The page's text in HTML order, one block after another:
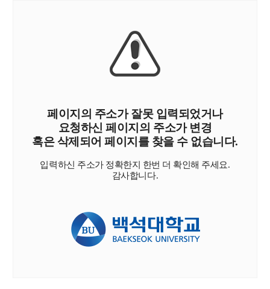
페이지의 주소가 잘못 입력되었거나
요청하신 페이지의 주소가 변경
혹은 삭제되어 페이지를 찾을 수 없습니다.
입력하신 주소가 정확한지 한번 더 확인해 주세요.
감사합니다.